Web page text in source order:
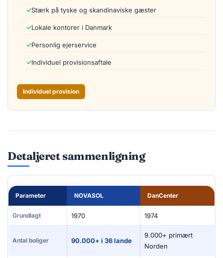
Stærk på tyske og skandinaviske gæster
Lokale kontorer i Danmark
Personlig ejerservice
Individuel provisionsaftale
Individuel provision
Detaljeret sammenligning
Parameter NOVASOL DanCenter
Grundlagt 1970 1974
Antal boliger 90.000+ i 36 lande
9.000+ primært
Norden